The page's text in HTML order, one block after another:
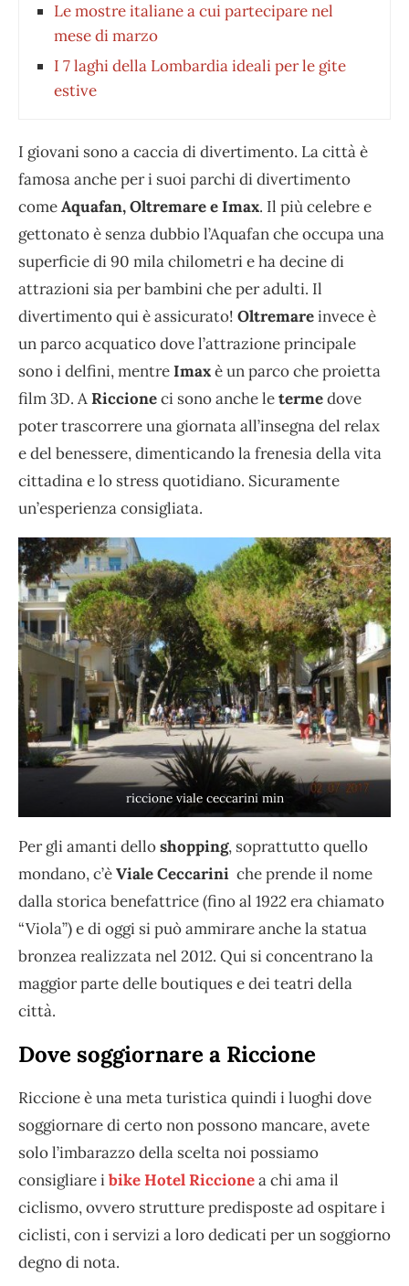
Le mostre italiane a cui partecipare nel
mese di marzo
I 7 laghi della Lombardia ideali per le gite
estive
I giovani sono a caccia di divertimento. La città è
famosa anche per i suoi parchi di divertimento
comeAquafan, Oltremare e Imax. Il più celebre e
gettonato è senza dubbio l’Aquafan che occupa una
superficie di 90 mila chilometri e ha decine di
attrazioni sia per bambini che per adulti. Il
divertimento qui è assicurato! Oltremareinvece è
un parco acquatico dove l’attrazione principale
sono i delfini, mentreImaxè un parco che proietta
film 3D. ARiccioneci sono anche letermedove
poter trascorrere una giornata all’insegna del relax
e del benessere, dimenticando la frenesia della vita
cittadina e lo stress quotidiano. Sicuramente
un’esperienza consigliata.
riccione viale ceccarini min
Per gli amanti delloshopping, soprattutto quello
mondano, c’èViale Ceccarini che prende il nome
dalla storica benefattrice (fino al 1922 era chiamato
“Viola”) e di oggi si può ammirare anche la statua
bronzea realizzata nel 2012. Qui si concentrano la
maggior parte delle boutiques e dei teatri della
città.
Dove soggiornare a Riccione
Riccione è una meta turistica quindi i luoghi dove
soggiornare di certo non possono mancare, avete
solo l’imbarazzo della scelta noi possiamo
consigliare ibike Hotel Riccionea chi ama il
ciclismo, ovvero strutture predisposte ad ospitare i
ciclisti, con i servizi a loro dedicati per un soggiorno
degno di nota.